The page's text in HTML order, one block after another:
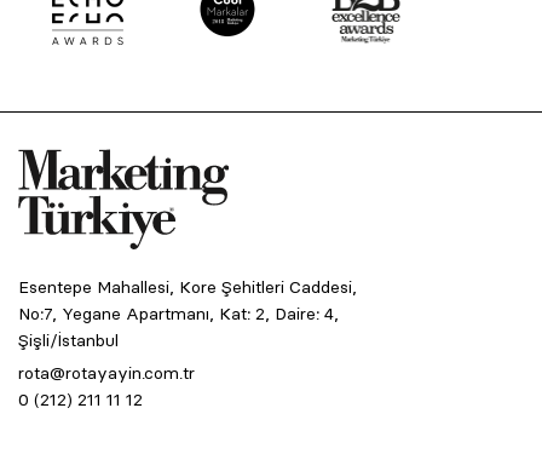
Esentepe Mahallesi, Kore Şehitleri Caddesi,
No:7, Yegane Apartmanı, Kat: 2, Daire: 4,
Şişli/İstanbul
rota@rotayayin.com.tr
0 (212) 211 11 12